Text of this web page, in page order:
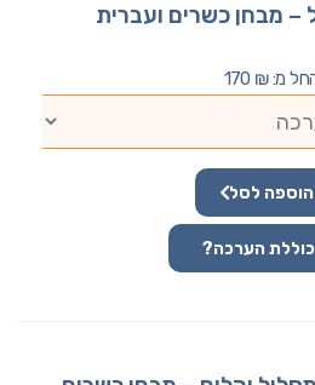
מבחן כשרים ועברית
מ: 170 ₪
הוספה לסל
הערכה?